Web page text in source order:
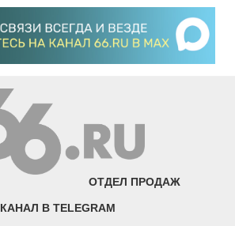
ОТДЕЛ ПРОДАЖ
КАНАЛ В TELEGRAM